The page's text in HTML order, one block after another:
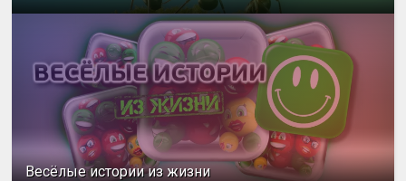
Весёлые истории из жизни